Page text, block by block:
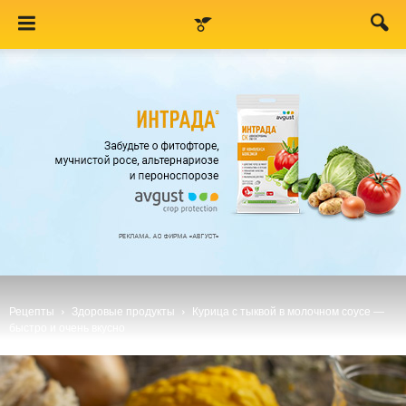
Рецепты Здоровые продукты
Курица с тыквой в молочном соусе —